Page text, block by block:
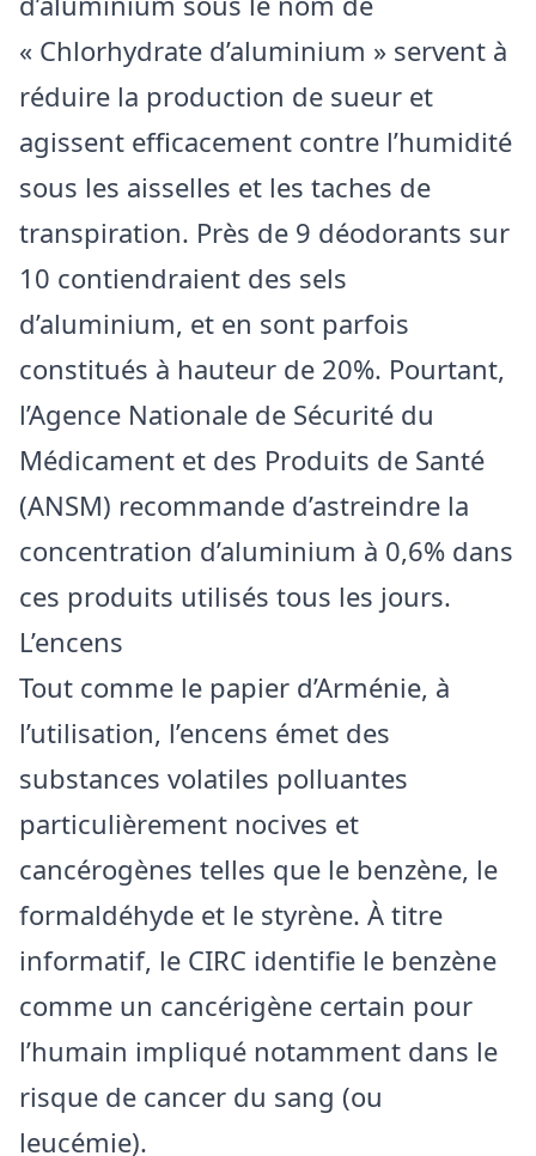
« Chlorhydrate d’aluminium » servent à
réduire la production de sueur et
agissent efficacement contre l’humidité
sous les aisselles et les taches de
transpiration. Près de 9 déodorants sur
10 contiendraient des sels
d’aluminium, et en sont parfois
constitués à hauteur de 20%. Pourtant,
l’Agence Nationale de Sécurité du
Médicament et des Produits de Santé
(ANSM) recommande d’astreindre la
concentration d’aluminium à 0,6% dans
ces produits utilisés tous les jours.
L’encens
Tout comme le papier d’Arménie, à
l’utilisation, l’encens émet des
substances volatiles polluantes
particulièrement nocives et
cancérogènes telles que le benzène, le
formaldéhyde et le styrène. À titre
informatif, le CIRC identifie le benzène
comme un cancérigène certain pour
l’humain impliqué notamment dans le
risque de cancer du sang (ou
leucémie).